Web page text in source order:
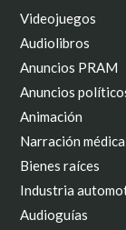
Videojuegos
Audiolibros
Anuncios PRAM
Anuncios
Animación
Narración médica
Bienes raíces
Industria
Audioguías